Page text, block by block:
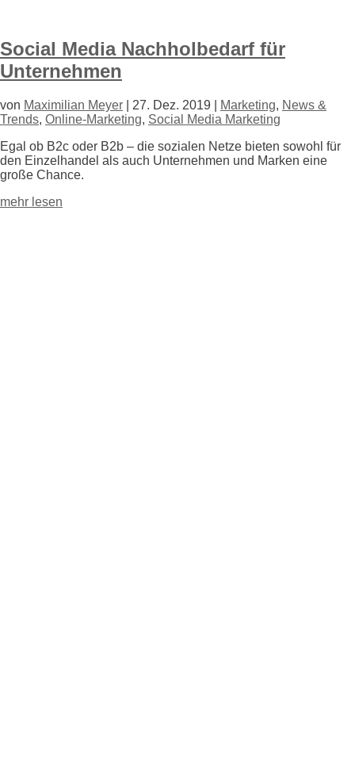
Social Media Nachholbedarf für
Unternehmen
von Maximilian Meyer 27. Dez. 2019 Marketing, News &
Trends, Online-Marketing, Social Media Marketing
Egal ob B2c oder B2b – die sozialen Netze bieten sowohl für
den Einzelhandel als auch Unternehmen und Marken eine
große Chance.
mehr lesen